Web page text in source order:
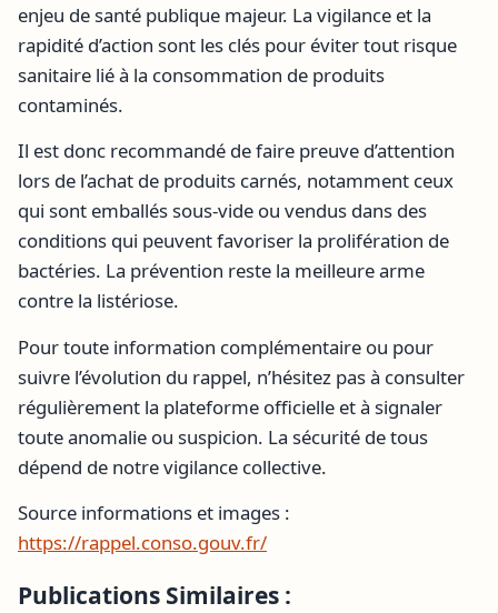
enjeu de santé publique majeur. La vigilance et la
rapidité d’action sont les clés pour éviter tout risque
sanitaire lié à la consommation de produits
contaminés.
Il est donc recommandé de faire preuve d’attention
lors de l’achat de produits carnés, notamment ceux
qui sont emballés sous-vide ou vendus dans des
conditions qui peuvent favoriser la prolifération de
bactéries. La prévention reste la meilleure arme
contre la listériose.
Pour toute information complémentaire ou pour
suivre l’évolution du rappel, n’hésitez pas à consulter
régulièrement la plateforme officielle et à signaler
toute anomalie ou suspicion. La sécurité de tous
dépend de notre vigilance collective.
Source informations et images :
https://rappel.conso.gouv.fr/
Publications Similaires :